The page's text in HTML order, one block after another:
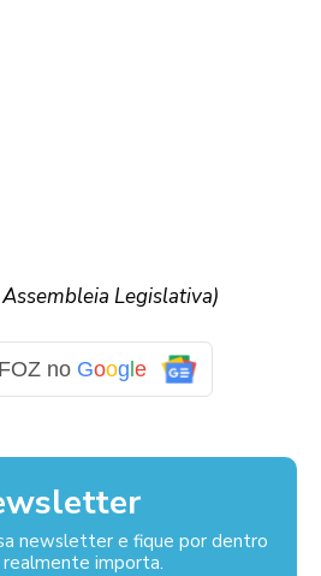
Legislativa)
no Google
newsletter e fique por dentro
importa.